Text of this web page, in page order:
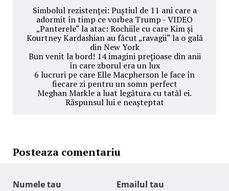
Simbolul rezistenței: Puștiul de 11 ani care a
adormit în timp ce vorbea Trump - VIDEO
„Panterele“ la atac: Rochiile cu care Kim și
Kourtney Kardashian au făcut „ravagii“ la o gală
din New York
Bun venit la bord! 14 imagini prețioase din anii
în care zborul era un lux
6 lucruri pe care Elle Macpherson le face în
fiecare zi pentru un somn perfect
Meghan Markle a luat legătura cu tatăl ei.
Răspunsul lui e neașteptat
Posteaza comentariu
Numele tau Emailul tau